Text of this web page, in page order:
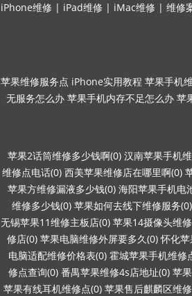
iPhone维修 | iPad维修 | iMac维修 | 维修
苹果维修服务点 iPhone实用教程 苹果手机
无服务怎么办 苹果手机内存不足怎么办 苹
苹果2话筒维修多少钱啊(0) 汉南苹果手机
维修点电话(0) 西美苹果维修店在哪里啊(0)
苹果方维修漏液多少钱(0) 海阳苹果手机电
维修多少钱(0) 苹果如何去线下维修服务(0)
无锡苹果11维修主板店(0) 苹果14摄像头维
修店(0) 苹果电脑维修外屏要多久(0) 怀化
电脑适配维修价格表(0) 霍城苹果手机维修
修点查询(0) 番禺苹果维修4s店地址(0) 苹
苹果有线耳机维修点(0) 苹果售后麒麟区维